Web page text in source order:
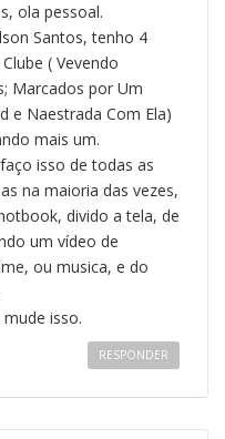
ola pessoal.
Santos, tenho 4
( Vevendo
Marcados por Um
e Naestrada Com Ela)
mais um.
isso de todas as
na maioria das vezes,
divido a tela, de
um vídeo de
ou musica, e do
isso.
RESPONDER